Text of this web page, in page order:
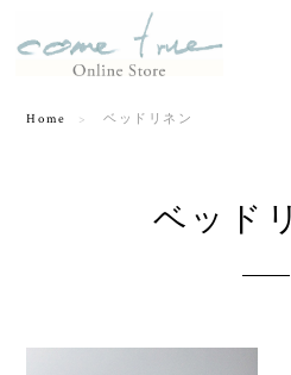
Home ベッドリネン
ベッド